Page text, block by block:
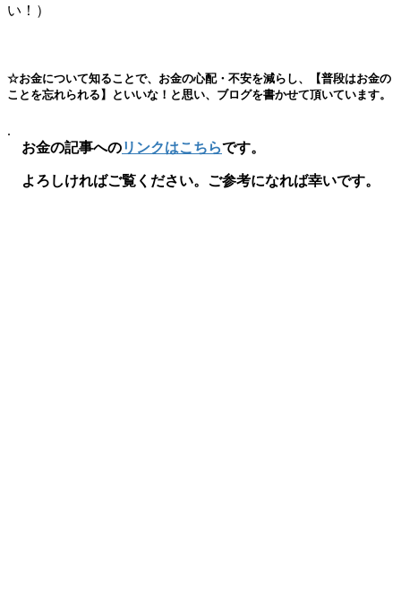
い！）
☆お金について知ることで、お金の心配・不安を減らし、【普段はお金の
ことを忘れられる】といいな！と思い、ブログを書かせて頂いています。
.
お金の記事へのリンクはこちらです。
よろしければご覧ください。ご参考になれば幸いです。